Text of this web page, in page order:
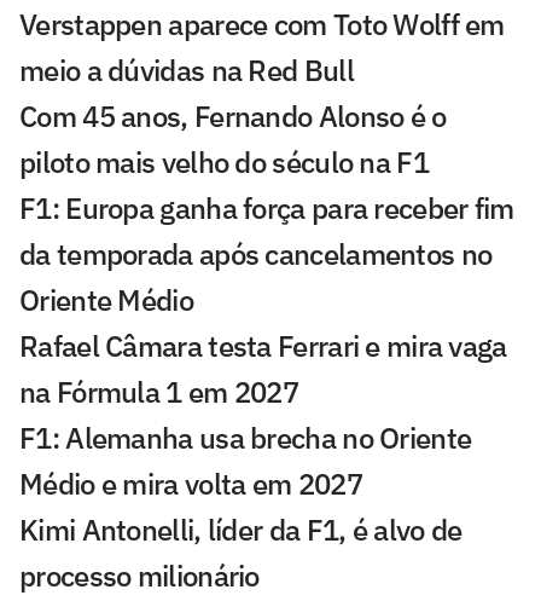
Verstappen aparece com Toto Wolff em
meio a dúvidas na Red Bull
Com 45 anos, Fernando Alonso é o
piloto mais velho do século na F1
F1: Europa ganha força para receber fim
da temporada após cancelamentos no
Oriente Médio
Rafael Câmara testa Ferrari e mira vaga
na Fórmula 1 em 2027
F1: Alemanha usa brecha no Oriente
Médio e mira volta em 2027
Kimi Antonelli, líder da F1, é alvo de
processo milionário